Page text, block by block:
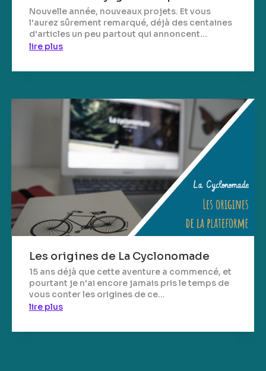
Nouvelle année, nouveaux projets. Et vous
l'aurez sûrement remarqué, déjà des centaines
d'articles un peu partout qui annoncent...
lire plus
Les origines de La Cyclonomade
15 ans déjà que cette aventure a commencé, et
pourtant je n'ai encore jamais pris le temps de
vous conter les origines de ce...
lire plus